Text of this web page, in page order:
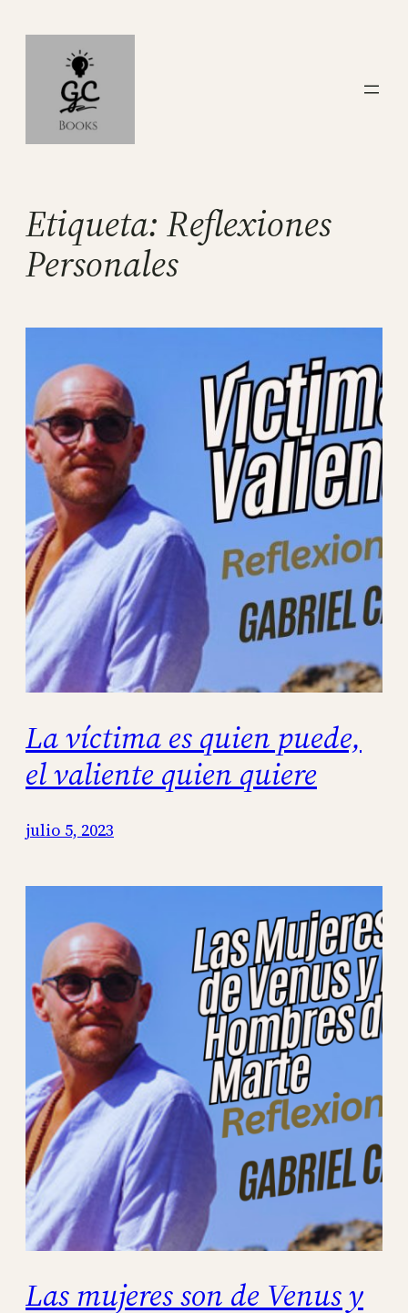
contenido
Etiqueta: Reflexiones
Personales
La víctima es quien puede,
el valiente quien quiere
julio 5, 2023
Las mujeres son de Venus y